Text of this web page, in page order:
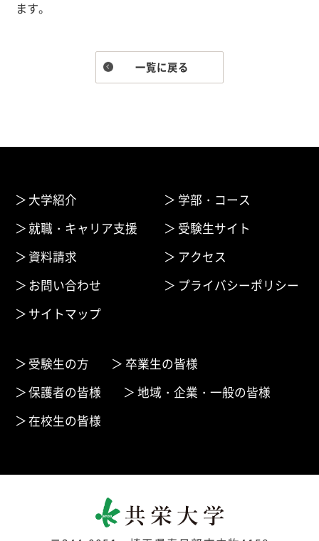
ます。
一覧に戻る
大学紹介
学部・コース
就職・キャリア支援
受験生サイト
資料請求
アクセス
お問い合わせ
プライバシーポリシー
サイトマップ
受験生の方
卒業生の皆様
保護者の皆様
地域・企業・一般の皆様
在校生の皆様